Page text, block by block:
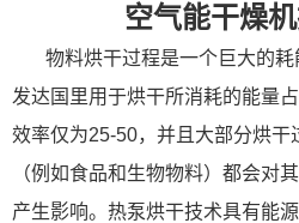
空气能干燥
物料烘干过程是一个巨大的耗
发达国里用于烘干所消耗的能量
效率仅为25-50，并且大部分烘干
（例如食品和生物物料）都会对
产生影响。热泵烘干技术具有能